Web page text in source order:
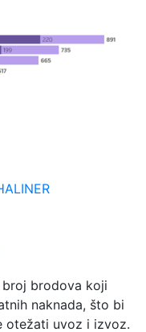
brodova koji
naknada, što bi
otežati uvoz i izvoz.